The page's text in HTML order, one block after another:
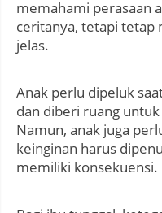
memahami perasaan
ceritanya, tetapi tetap
jelas.
Anak perlu dipeluk
dan diberi ruang
Namun, anak juga
keinginan harus
memiliki konsekuensi.